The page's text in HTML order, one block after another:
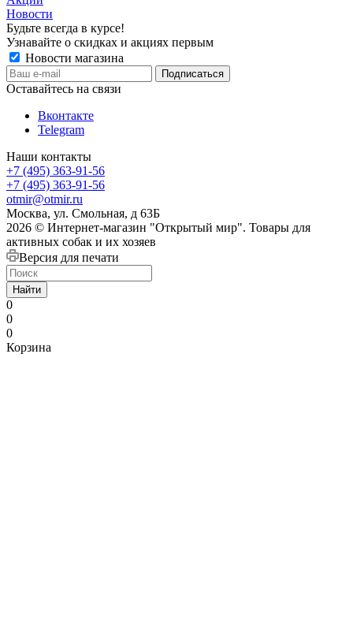
Новости
Будьте всегда в курсе!
Узнавайте о скидках и акциях первым
Новости магазина
Оставайтесь на связи
Вконтакте
Telegram
Наши контакты
+7 (495) 363-91-56
+7 (495) 363-91-56
otmir@otmir.ru
Москва, ул. Смольная, д 63Б
2026 © Интернет-магазин "Открытый мир". Товары для
активных собак и их хозяев
Версия для печати
Найти
0
0
0
Корзина